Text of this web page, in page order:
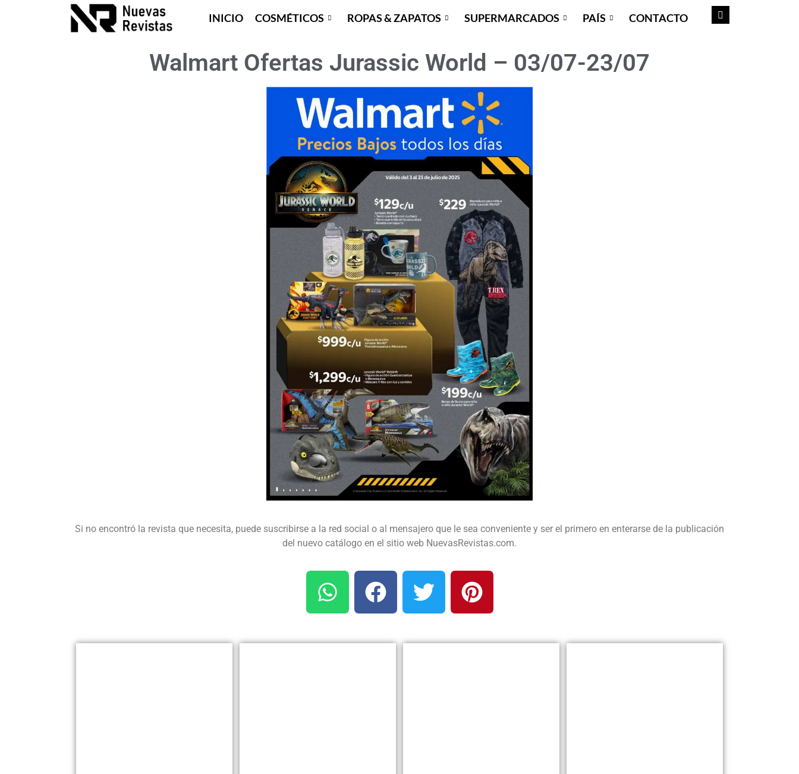
INICIO COSMÉTICOS ROPAS & ZAPATOS SUPERMARCADOS PAÍS CONTACTO
Walmart Ofertas Jurassic World – 03/07-23/07
Si no encontró la revista que necesita, puede suscribirse a la red social o al mensajero que le sea conveniente y ser el primero en enterarse de la publicación
del nuevo catálogo en el sitio web NuevasRevistas.com.